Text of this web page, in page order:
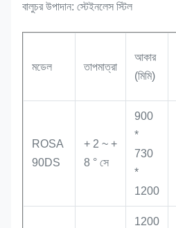
বালুচর উপাদান: স্টেইনলেস স্টিল
মডেল তাপমাত্রা
আকার
(মিমি)
ROSA
90DS
+ 2 ~ +
8 ° সে
900
*
730
*
1200
1200